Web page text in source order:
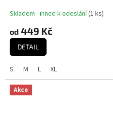
Red
Skladem - ihned k odeslání(1 ks)
od 449 Kč
DETAIL
S M L XL
Akce